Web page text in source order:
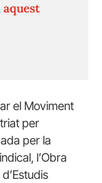
aquest
el Moviment
per
per la
l’Obra